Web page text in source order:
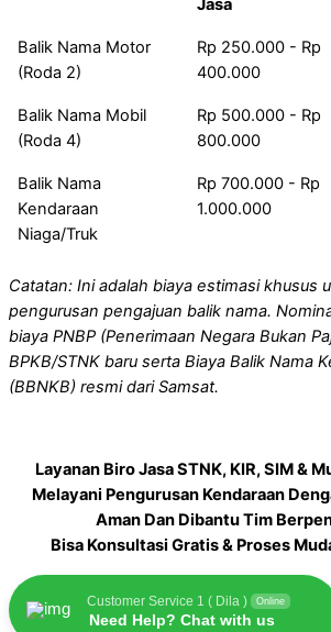
Jasa
Balik Nama Motor
(Roda 2)
Rp 250.000 - Rp
400.000
Balik Nama Mobil
(Roda 4)
Rp 500.000 - Rp
800.000
Balik Nama
Kendaraan
Niaga/Truk
Rp 700.000 - Rp
1.000.000
Catatan: Ini adalah biaya estimasi khusus
pengurusan pengajuan balik nama.
biaya PNBP (Penerimaan Negara Bukan
BPKB/STNK baru serta Biaya Balik Nama
(BBNKB) resmi dari Samsat.
Layanan Biro Jasa STNK, KIR, SIM &
Melayani Pengurusan Kendaraan
Aman Dan Dibantu Tim
Bisa Konsultasi Gratis & Proses
Customer Service 1 ( Dila ) Online
Need Help? Chat with us